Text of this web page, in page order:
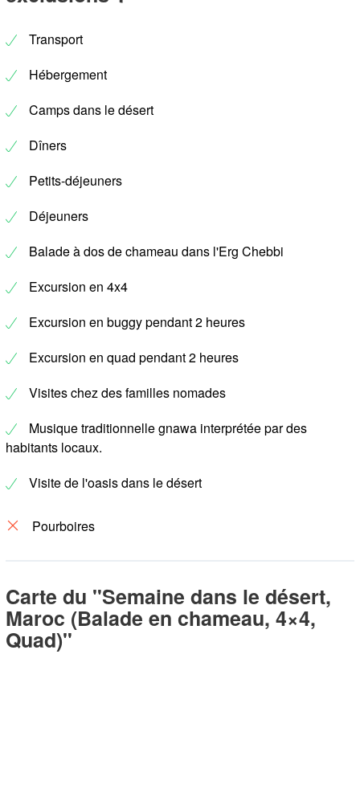
Transport
Hébergement
Camps dans le désert
Dîners
Petits-déjeuners
Déjeuners
Balade à dos de chameau dans l'Erg Chebbi
Excursion en 4x4
Excursion en buggy pendant 2 heures
Excursion en quad pendant 2 heures
Visites chez des familles nomades
Musique traditionnelle gnawa interprétée par des
habitants locaux.
Visite de l'oasis dans le désert
Pourboires
Carte du "Semaine dans le désert,
Maroc (Balade en chameau, 4×4,
Quad)"